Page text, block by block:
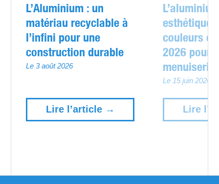
L’Aluminium : un
matériau recyclable à
l’infini pour une
construction durable
Le 3 août 2026
Lire l’article →
esthétique
couleurs et
2026 pour
Le 15 juin 2026
Lire